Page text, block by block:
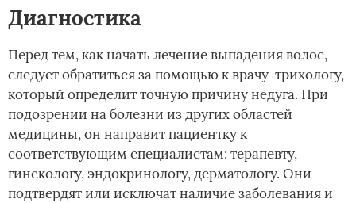
Диагностика
Перед тем, как начать лечение выпадения волос,
следует обратиться за помощью к врачу-трихологу,
который определит точную причину недуга. При
подозрении на болезни из других областей
медицины, он направит пациентку к
соответствующим специалистам: терапевту,
гинекологу, эндокринологу, дерматологу. Они
подтвердят или исключат наличие заболевания и